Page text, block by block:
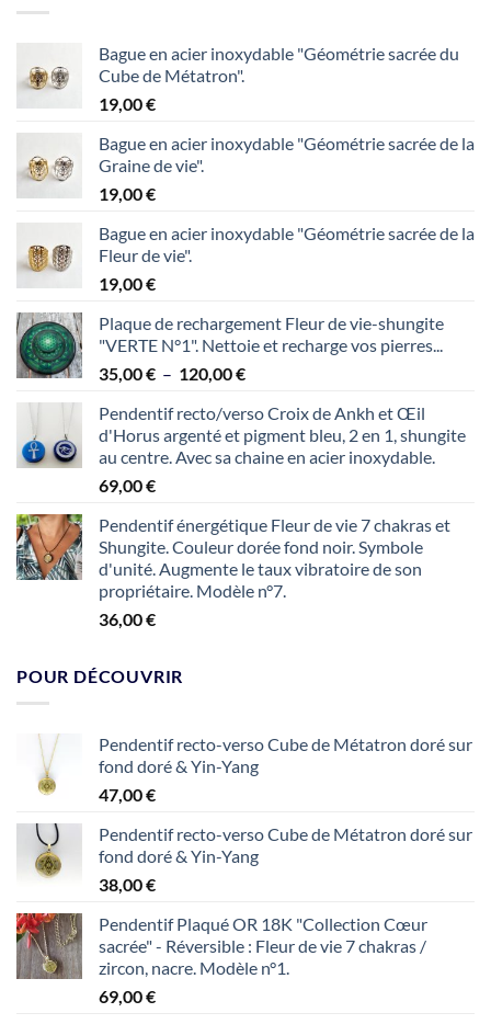
Bague en acier inoxydable "Géométrie sacrée du
Cube de Métatron".
19,00€
Bague en acier inoxydable "Géométrie sacrée de la
Graine de vie".
19,00€
Bague en acier inoxydable "Géométrie sacrée de la
Fleur de vie".
19,00€
Plaque de rechargement Fleur de vie-shungite
"VERTE N°1". Nettoie et recharge vos pierres...
35,00€ – 120,00€Plage
prix :
35,00 €
à
Pendentif recto/verso Croix de Ankh et Œil
d'Horus argenté et pigment bleu, 2 en 1, shungite
au centre. Avec sa chaine en acier inoxydable.
69,00€
Pendentif énergétique Fleur de vie 7 chakras et
Shungite. Couleur dorée fond noir. Symbole
d'unité. Augmente le taux vibratoire de son
propriétaire. Modèle n°7.
36,00€
POUR DÉCOUVRIR
Pendentif recto-verso Cube de Métatron doré sur
fond doré & Yin-Yang
47,00€
Pendentif recto-verso Cube de Métatron doré sur
fond doré & Yin-Yang
38,00€
Pendentif Plaqué OR 18K "Collection Cœur
sacrée" - Réversible : Fleur de vie 7 chakras /
zircon, nacre. Modèle n°1.
69,00€